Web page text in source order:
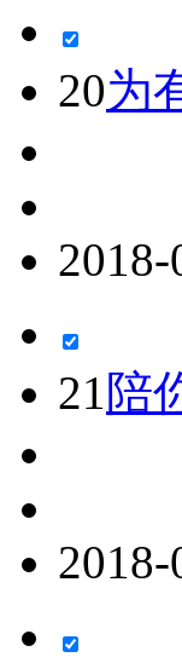
20为
2018-
21 陪
2018-